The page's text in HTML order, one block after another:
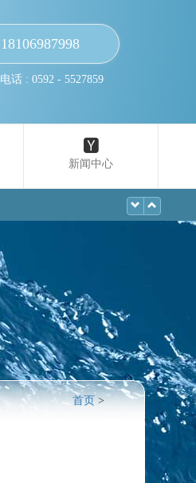
18106987998
电话 : 0592 - 5527859
新闻中心
首页>